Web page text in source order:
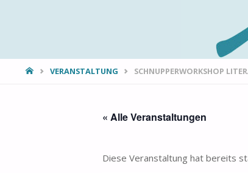
STARTVERANSTALTUNG SCHNUPPERWORKSHOP
« Alle Veranstaltungen
Diese Veranstaltung hat bereits